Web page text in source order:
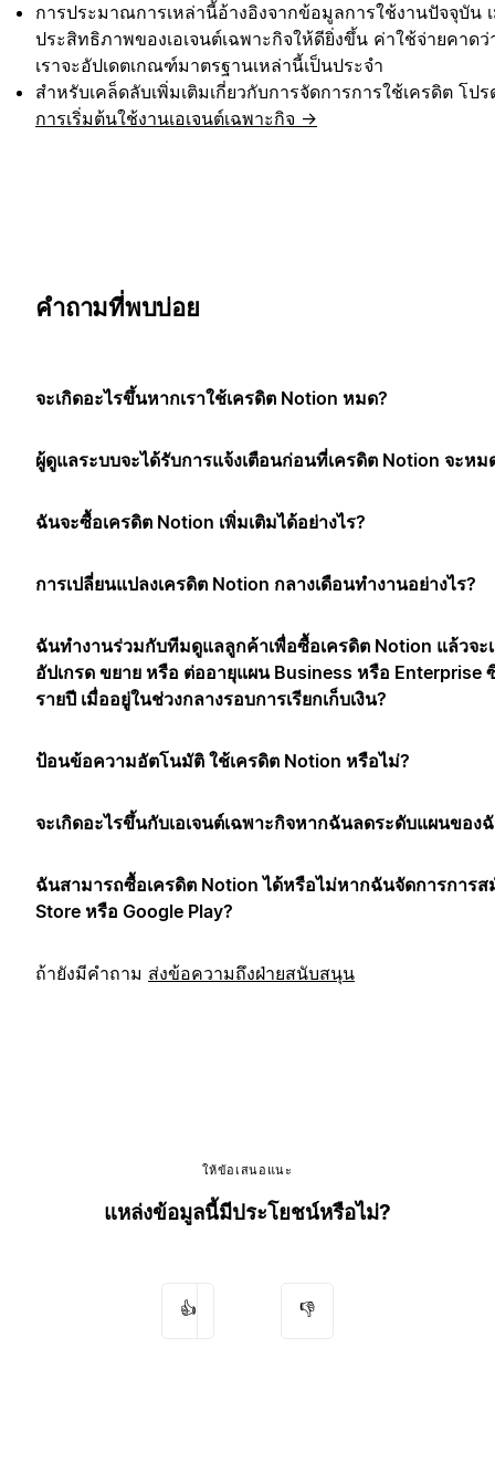
การประมาณการเหล่านี้อ้างอิงจากข้อมูลการใช้งานปัจจุบัน
ประสิทธิภาพของเอเจนต์เฉพาะกิจให้ดียิ่งขึ้น ค่าใช้จ่ายคาดว่
เราจะอัปเดตเกณฑ์มาตรฐานเหล่านี้เป็นประจำ
สำหรับเคล็ดลับเพิ่มเติมเกี่ยวกับการจัดการการใช้เครดิต โป
การเริ่มต้นใช้งานเอเจนต์เฉพาะกิจ →
คำถามที่พบบ่อย
จะเกิดอะไรขึ้นหากเราใช้เครดิต Notion หมด?
ผู้ดูแลระบบจะได้รับการแจ้งเตือนก่อนที่เครดิต Notion จะหม
ฉันจะซื้อเครดิต Notion เพิ่มเติมได้อย่างไร?
การเปลี่ยนแปลงเครดิต Notion กลางเดือนทำงานอย่างไร?
ฉันทำงานร่วมกับทีมดูแลลูกค้าเพื่อซื้อเครดิต Notion แล้วจะ
อัปเกรด ขยาย หรือ ต่ออายุแผน Business หรือ Enterprise
รายปี เมื่ออยู่ในช่วงกลางรอบการเรียกเก็บเงิน?
ป้อนข้อความอัตโนมัติ ใช้เครดิต Notion หรือไม่?
จะเกิดอะไรขึ้นกับเอเจนต์เฉพาะกิจหากฉันลดระดับแผนของ
ฉันสามารถซื้อเครดิต Notion ได้หรือไม่หากฉันจัดการการ
Store หรือ Google Play?
ถ้ายังมีคำถาม ส่งข้อความถึงฝ่ายสนับสนุน
ให้ข้อเสนอแนะ
แหล่งข้อมูลนี้มีประโยชน์หรือไม่?
👍 👎